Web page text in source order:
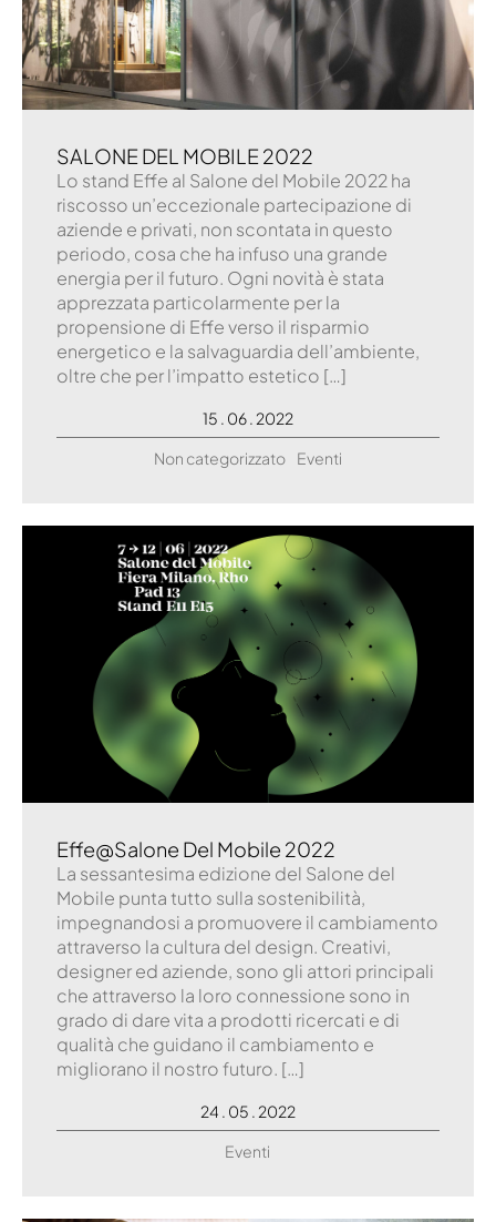
SALONE DEL MOBILE 2022
Lo stand Effe al Salone del Mobile 2022 ha
riscosso un’eccezionale partecipazione di
aziende e privati, non scontata in questo
periodo, cosa che ha infuso una grande
energia per il futuro. Ogni novità è stata
apprezzata particolarmente per la
propensione di Effe verso il risparmio
energetico e la salvaguardia dell’ambiente,
oltre che per l’impatto estetico […]
15 . 06 . 2022
Non categorizzato
Eventi
Effe@Salone Del Mobile 2022
La sessantesima edizione del Salone del
Mobile punta tutto sulla sostenibilità,
impegnandosi a promuovere il cambiamento
attraverso la cultura del design. Creativi,
designer ed aziende, sono gli attori principali
che attraverso la loro connessione sono in
grado di dare vita a prodotti ricercati e di
qualità che guidano il cambiamento e
migliorano il nostro futuro. […]
24 . 05 . 2022
Eventi